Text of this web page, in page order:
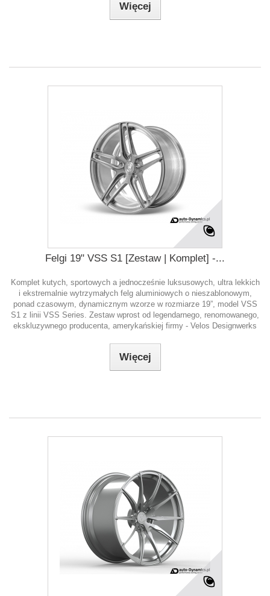
Więcej
Felgi 19" VSS S1 [Zestaw | Komplet] -...
Komplet kutych, sportowych a jednocześnie luksusowych, ultra lekkich
i ekstremalnie wytrzymałych felg aluminiowych o nieszablonowym,
ponad czasowym, dynamicznym wzorze w rozmiarze 19”, model VSS
S1 z linii VSS Series. Zestaw wprost od legendarnego, renomowanego,
ekskluzywnego producenta, amerykańskiej firmy - Velos Designwerks
Więcej